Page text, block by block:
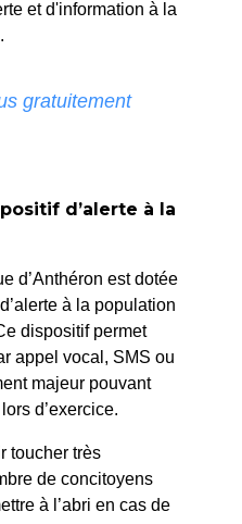
et d'information à la
gratuitement
d’alerte à la
d’Anthéron est dotée
à la population
dispositif permet
appel vocal, SMS ou
majeur pouvant
d’exercice.
toucher très
de concitoyens
à l’abri en cas de